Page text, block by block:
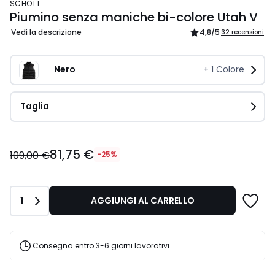
SCHOTT
Piumino senza maniche bi-colore Utah V
Vedi la descrizione 4,8/5 32 recensioni
Nero + 1 Colore
Taglia
€
25%
sconto
applicato.
109,00 €81,75 € -25%
Quantità
1 AGGIUNGI AL CARRELLO
Consegna entro 3-6 giorni lavorativi